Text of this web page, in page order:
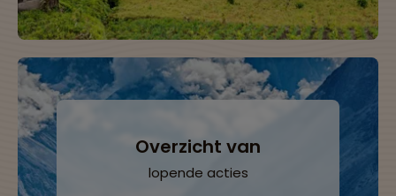
Overzicht van
lopende acties